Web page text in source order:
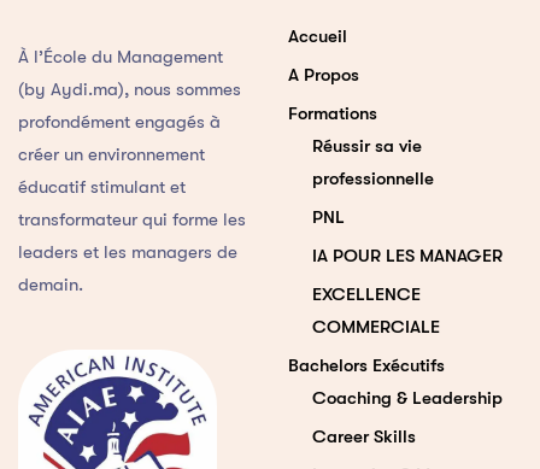
À l’École du Management
(by Aydi.ma), nous sommes
profondément engagés à
créer un environnement
éducatif stimulant et
transformateur qui forme les
leaders et les managers de
demain.
Accueil
A Propos
Formations
Réussir sa vie
professionnelle
PNL
IA POUR LES MANAGER
EXCELLENCE
COMMERCIALE
Bachelors Exécutifs
Coaching & Leadership
Career Skills